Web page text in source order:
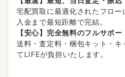
宅配買取に最適化されたフロ
入金まで最短距離で完結。
【安心】完全無料のフルサポー
送料・査定料・梱包キット・
てLIFEが負担いたします。